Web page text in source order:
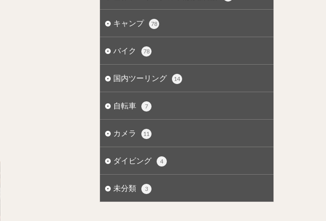
キャンプ 78
バイク 78
国内ツーリング 14
自転車 7
カメラ 11
ダイビング 4
未分類 3